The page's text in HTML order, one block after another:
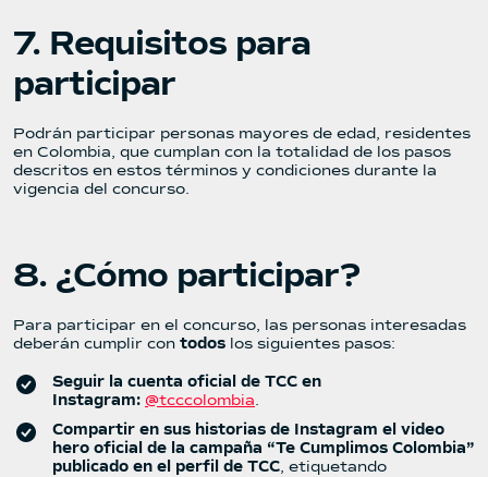
7. Requisitos para
participar
Podrán participar personas mayores de edad, residentes
en Colombia, que cumplan con la totalidad de los pasos
descritos en estos términos y condiciones durante la
vigencia del concurso.
8. ¿Cómo participar?
Para participar en el concurso, las personas interesadas
deberán cumplir con todos los siguientes pasos:
Seguir la cuenta oficial de TCC en
Instagram: @tcccolombia.
Compartir en sus historias de Instagram el video
hero oficial de la campaña “Te Cumplimos Colombia”
publicado en el perfil de TCC, etiquetando